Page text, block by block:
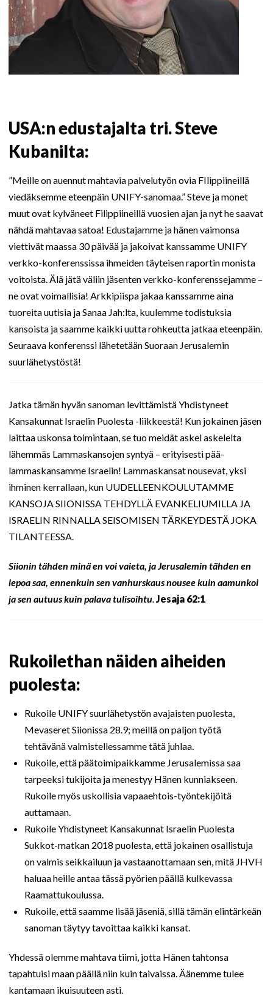
USA:n edustajalta tri. Steve
Kubanilta:
”Meille on auennut mahtavia palvelutyön ovia FIlippiineillä
viedäksemme eteenpäin UNIFY-sanomaa.” Steve ja monet
muut ovat kylväneet Filippiineillä vuosien ajan ja nyt he saavat
nähdä mahtavaa satoa! Edustajamme ja hänen vaimonsa
viettivät maassa 30 päivää ja jakoivat kanssamme UNIFY
verkko-konferenssissa ihmeiden täyteisen raportin monista
voitoista. Älä jätä väliin jäsenten verkko-konferenssejamme –
ne ovat voimallisia! Arkkipiispa jakaa kanssamme aina
tuoreita uutisia ja Sanaa Jah:lta, kuulemme todistuksia
kansoista ja saamme kaikki uutta rohkeutta jatkaa eteenpäin.
Seuraava konferenssi lähetetään Suoraan Jerusalemin
suurlähetystöstä!
Jatka tämän hyvän sanoman levittämistä Yhdistyneet
Kansakunnat Israelin Puolesta -liikkeestä! Kun jokainen jäsen
laittaa uskonsa toimintaan, se tuo meidät askel askelelta
lähemmäs Lammaskansojen syntyä – erityisesti pää-
lammaskansamme Israelin! Lammaskansat nousevat, yksi
ihminen kerrallaan, kun UUDELLEENKOULUTAMME
KANSOJA SIIONISSA TEHDYLLÄ EVANKELIUMILLA JA
ISRAELIN RINNALLA SEISOMISEN TÄRKEYDESTÄ JOKA
TILANTEESSA.
Siionin tähden minä en voi vaieta, ja Jerusalemin tähden en
lepoa saa, ennenkuin sen vanhurskaus nousee kuin aamunkoi
ja sen autuus kuin palava tulisoihtu.Jesaja 62:1
Rukoilethan näiden aiheiden
puolesta:
Rukoile UNIFY suurlähetystön avajaisten puolesta,
Mevaseret Siionissa 28.9; meillä on paljon työtä
tehtävänä valmistellessamme tätä juhlaa.
Rukoile, että päätoimipaikkamme Jerusalemissa saa
tarpeeksi tukijoita ja menestyy Hänen kunniakseen.
Rukoile myös uskollisia vapaaehtois-työntekijöitä
auttamaan.
Rukoile Yhdistyneet Kansakunnat Israelin Puolesta
Sukkot-matkan 2018 puolesta, että jokainen osallistuja
on valmis seikkailuun ja vastaanottamaan sen, mitä JHVH
haluaa heille antaa tässä pyörien päällä kulkevassa
Raamattukoulussa.
Rukoile, että saamme lisää jäseniä, sillä tämän elintärkeän
sanoman täytyy tavoittaa kaikki kansat.
Yhdessä olemme mahtava tiimi, jotta Hänen tahtonsa
tapahtuisi maan päällä niin kuin taivaissa. Äänemme tulee
kantamaan ikuisuuteen asti.